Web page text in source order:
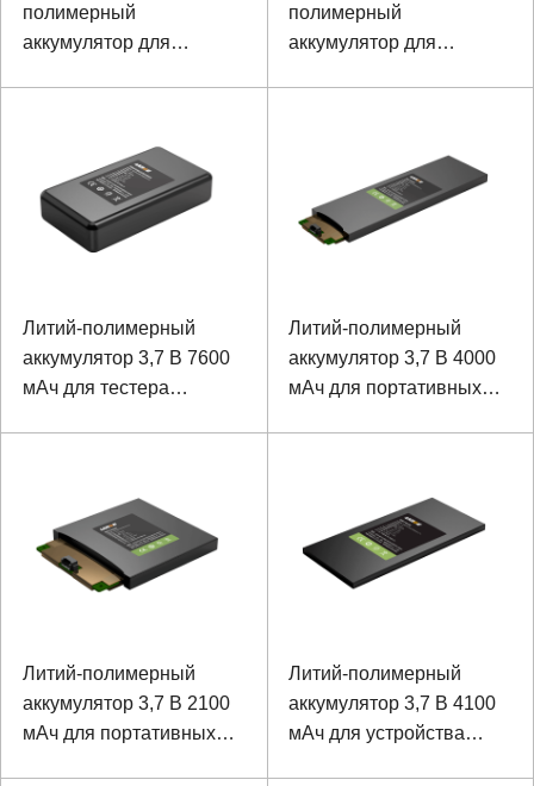
полимерный
аккумулятор для
полимерный
аккумулятор для
Литий-полимерный
аккумулятор 3,7 В 7600
мАч для тестера
Литий-полимерный
аккумулятор 3,7 В 4000
мАч для портативных
Литий-полимерный
аккумулятор 3,7 В 2100
мАч для портативных
Литий-полимерный
аккумулятор 3,7 В 4100
мАч для устройства